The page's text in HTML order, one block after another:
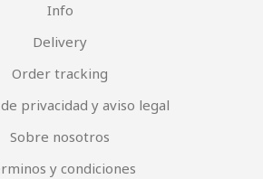
Info
Delivery
Order tracking
privacidad y aviso legal
Sobre nosotros
y condiciones